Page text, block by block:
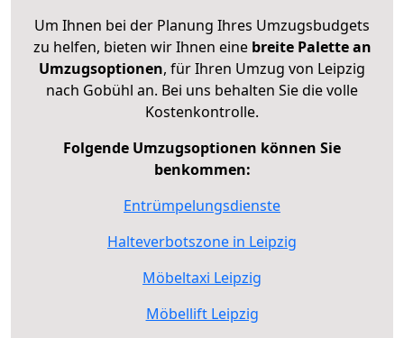
Um Ihnen bei der Planung Ihres Umzugsbudgets
zu helfen, bieten wir Ihnen eine breite Palette an
Umzugsoptionen, für Ihren Umzug von Leipzig
nach Gobühl an. Bei uns behalten Sie die volle
Kostenkontrolle.
Folgende Umzugsoptionen können Sie
benkommen:
Entrümpelungsdienste
Halteverbotszone in Leipzig
Möbeltaxi Leipzig
Möbellift Leipzig